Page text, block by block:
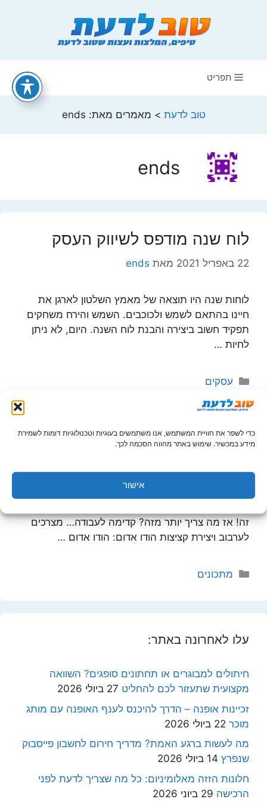
כדי לשפר את חוויית המשתמש, אנו משתמשים בעוגיות וטכנולוגיות דומות לשמירת
מידע במכשיר. שימוש באתר מהווה הסכמה לכך.
אישור
תפריט
טוב לדעת > מאמרים מאת: ends
ends
לוח שנה מודפס לשיווק העסק
22 באפריל 2021 מאת ends
לוחות שנה היו תוצאה של מאמץ השלטון לארגן את
חיינו בהתאם לשמש ולכוכבים. השמש והירח משחקים
תפקיד חשוב ביצירה והבנת לוח השנה. היום, לא ניתן
לחיות …
קטגוריות
עסקים
קציצות הודו אדום ברוטב אדום
13 בספטמבר 2016 מאתends
זה! אז מה צריך יותר מזה? קדימה לעבודה… מצרכים
לערבוב ויצירת קציצות הודו אדום: הודו אדום …
קטגוריות
מתכונים
עלו לאחרונה באתר:
חיתולים למבוגרים או תחתונים סופגים? השוואה
מקצועית שתעזור לכם להחליט 27 ביולי 2026
זכיינות אופנה – הדרך להיכנס לענף האופנה עם מותג
מוכר 22 ביולי 2026
מה לעשות ברגע האמת? מדריך חירום לחשבון פייסבוק
שנפרץ 14 ביולי 2026
חלונות הזזה מאלומיניום: כל מה שצריך לדעת לפני
הרכישה 29 ביוני 2026